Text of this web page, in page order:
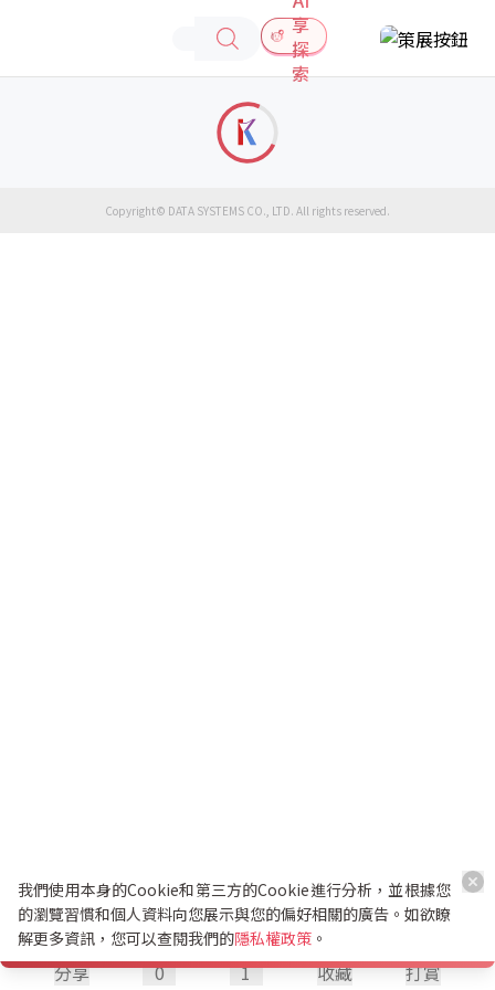
享
探
索
分享 0 1 收藏 打賞
Copyright© DATA SYSTEMS CO., LTD. All rights reserved.
我們使用本身的Cookie和第三方的Cookie進行分析，並根據您
的瀏覽習慣和個人資料向您展示與您的偏好相關的廣告。如欲瞭
解更多資訊，您可以查閱我們的隱私權政策 。